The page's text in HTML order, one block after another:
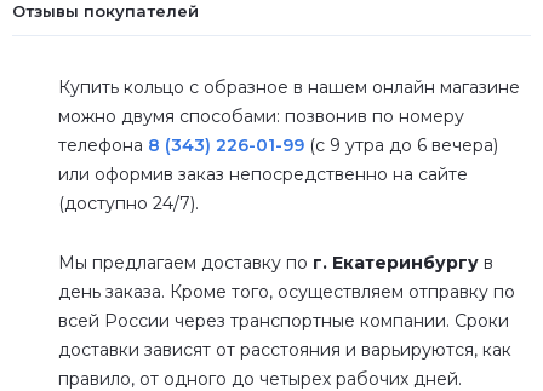
Отзывы покупателей
Купить кольцо с образное в нашем онлайн магазине
можно двумя способами: позвонив по номеру
телефона 8 (343) 226-01-99 (с 9 утра до 6 вечера)
или оформив заказ непосредственно на сайте
(доступно 24/7).
Мы предлагаем доставку по г. Екатеринбургу в
день заказа. Кроме того, осуществляем отправку по
всей России через транспортные компании. Сроки
доставки зависят от расстояния и варьируются, как
правило, от одного до четырех рабочих дней.